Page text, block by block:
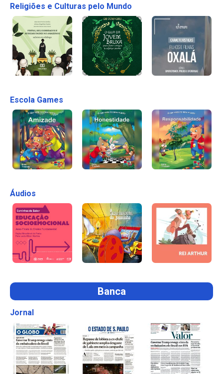
Religiões e Culturas pelo Mundo
Escola Games
Áudios
Banca
Jornal